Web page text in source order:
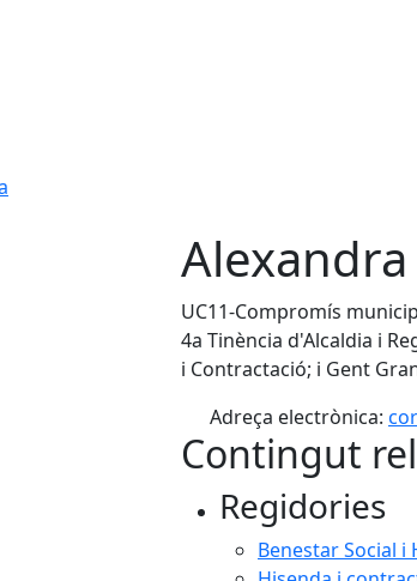
UC11-Compromís
4a Tinència d'Alcaldia i
i Contractació; i Gent
Adreça electrònica:
Contingut
Regidories
Benestar Social i